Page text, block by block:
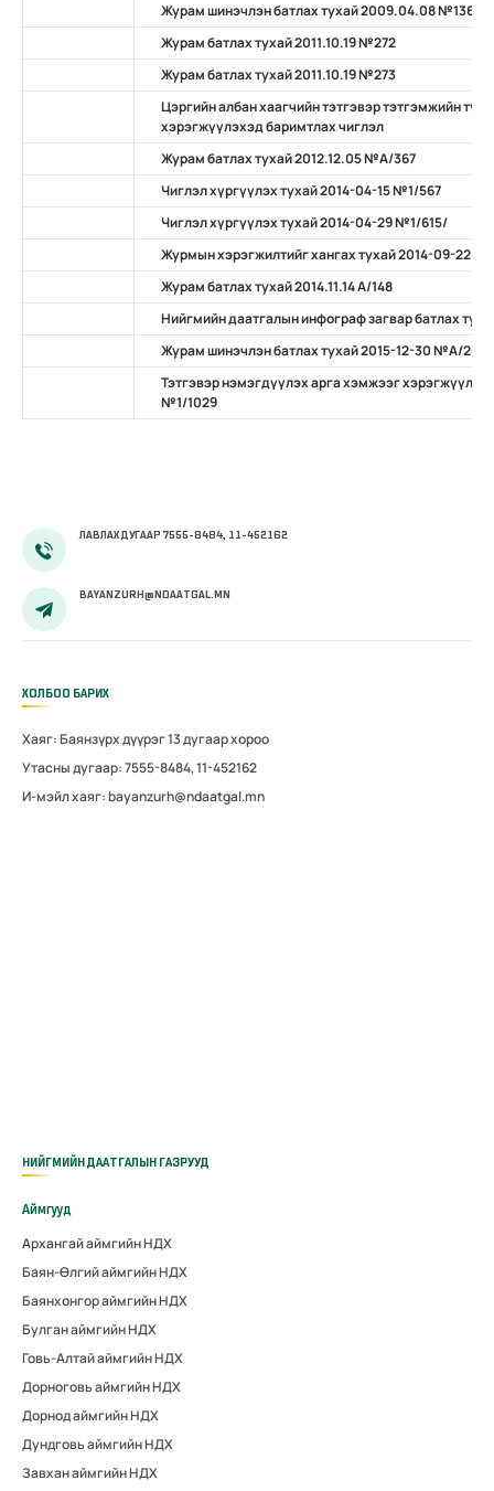
Журам шинэчлэн батлах тухай 2009.04.08 №136
Журам батлах тухай 2011.10.19 №272
Журам батлах тухай 2011.10.19 №273
Цэргийн албан хаагчийн тэтгэвэр тэтгэмжийн
хэрэгжүүлэхэд баримтлах чиглэл
Журам батлах тухай 2012.12.05 №А/367
Чиглэл хүргүүлэх тухай 2014-04-15 №1/567
Чиглэл хүргүүлэх тухай 2014-04-29 №1/615/
Журмын хэрэгжилтийг хангах тухай 2014-09-22
Журам батлах тухай 2014.11.14 А/148
Нийгмийн даатгалын инфограф загвар батлах
Журам шинэчлэн батлах тухай 2015-12-30 №А/203
Тэтгэвэр нэмэгдүүлэх арга хэмжээг хэрэгжүүлэх
№1/1029
ЛАВЛАХ ДУГААР 7555-8484, 11-452162
BAYANZURH@NDAATGAL.MN
ХОЛБОО БАРИХ
Хаяг: Баянзүрх дүүрэг 13 дугаар хороо
Утасны дугаар: 7555-8484, 11-452162
И-мэйл хаяг: bayanzurh@ndaatgal.mn
НИЙГМИЙН ДААТГАЛЫН ГАЗРУУД
Аймгууд
Архангай аймгийн НДХ
Баян-Өлгий аймгийн НДХ
Баянхонгор аймгийн НДХ
Булган аймгийн НДХ
Говь-Алтай аймгийн НДХ
Дорноговь аймгийн НДХ
Дорнод аймгийн НДХ
Дундговь аймгийн НДХ
Завхан аймгийн НДХ